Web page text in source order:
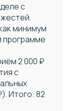
с
минимум
программе
2 000 ₽
с
Итого: 82